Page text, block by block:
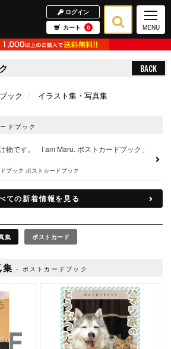
ログイン
カート
0 MENU
BACK
ック イラスト集・写真集
ドブック
物です。 I am Maru. ポストカードブック」
ブック ポストカードブック
ての新着情報を見る
集 ポストカード
ポストカードブック